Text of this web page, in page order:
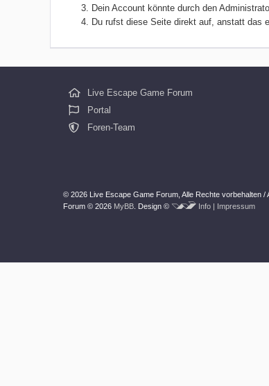
Dein Account könnte durch den
Du rufst diese Seite direkt auf, anstatt das
Live Escape Game Forum
Portal
Foren-Team
© 2026 Live Escape Game Forum, Alle Rechte vorbehalten /
Forum © 2026 MyBB Design © Info | Impressum